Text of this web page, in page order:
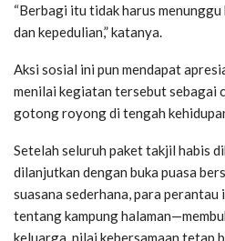
“Berbagi itu tidak harus
dan kepedulian,” katanya.
Aksi sosial ini pun mendapat
menilai kegiatan tersebut sebagai
gotong royong di tengah
Setelah seluruh paket takjil habis
dilanjutkan dengan buka puasa
suasana sederhana, para
tentang kampung
keluarga, nilai kebersamaan tetap